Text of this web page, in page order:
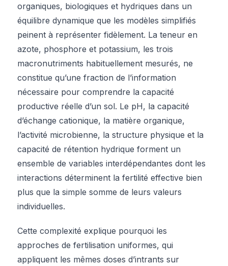
organiques, biologiques et hydriques dans un
équilibre dynamique que les modèles simplifiés
peinent à représenter fidèlement. La teneur en
azote, phosphore et potassium, les trois
macronutriments habituellement mesurés, ne
constitue qu’une fraction de l’information
nécessaire pour comprendre la capacité
productive réelle d’un sol. Le pH, la capacité
d’échange cationique, la matière organique,
l’activité microbienne, la structure physique et la
capacité de rétention hydrique forment un
ensemble de variables interdépendantes dont les
interactions déterminent la fertilité effective bien
plus que la simple somme de leurs valeurs
individuelles.
Cette complexité explique pourquoi les
approches de fertilisation uniformes, qui
appliquent les mêmes doses d’intrants sur